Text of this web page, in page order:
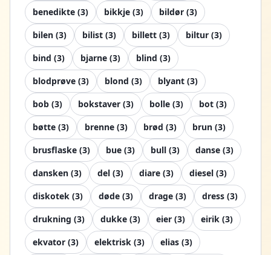
benedikte (3) bikkje (3) bildør (3)
bilen (3) bilist (3) billett (3) biltur (3)
bind (3) bjarne (3) blind (3)
blodprøve (3) blond (3) blyant (3)
bob (3) bokstaver (3) bolle (3) bot (3)
bøtte (3) brenne (3) brød (3) brun (3)
brusflaske (3) bue (3) bull (3) danse (3)
dansken (3) del (3) diare (3) diesel (3)
diskotek (3) døde (3) drage (3) dress (3)
drukning (3) dukke (3) eier (3) eirik (3)
ekvator (3) elektrisk (3) elias (3)